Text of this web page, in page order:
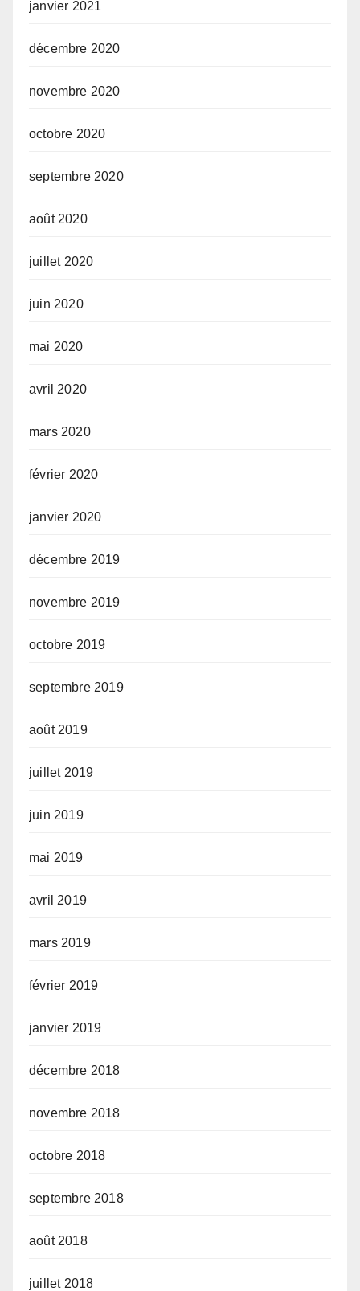
janvier 2021
décembre 2020
novembre 2020
octobre 2020
septembre 2020
août 2020
juillet 2020
juin 2020
mai 2020
avril 2020
mars 2020
février 2020
janvier 2020
décembre 2019
novembre 2019
octobre 2019
septembre 2019
août 2019
juillet 2019
juin 2019
mai 2019
avril 2019
mars 2019
février 2019
janvier 2019
décembre 2018
novembre 2018
octobre 2018
septembre 2018
août 2018
juillet 2018